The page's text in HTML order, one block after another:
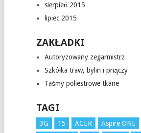
sierpień 2015
lipiec 2015
ZAKŁADKI
Autoryzowany zegarmistrz
Szkółka traw, bylin i pnączy
Taśmy poliestrowe tkane
TAGI
3G 15 ACER
Aspire ONE